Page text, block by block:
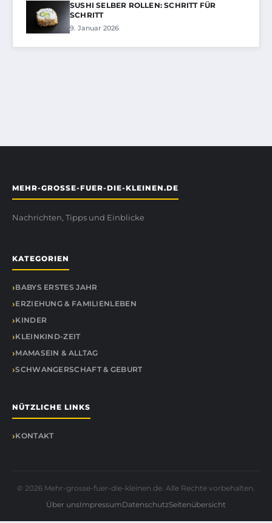
SUSHI SELBER ROLLEN: SCHRITT FÜR
SCHRITT
9. Januar 2026
MEHR-GROSSE-FUER-DIE-KLEINEN.DE
Nachrichten, Tipps und Einblicke
KATEGORIEN
BABYS ERSTES JAHR
ERZIEHUNG & FAMILIENLEBEN
KINDER
KLEINKIND-ZEIT
MAMASEIN & ALLTAG
SCHWANGERSCHAFT & GEBURT
NÜTZLICHE LINKS
KONTAKT
© 2026 Mehr-grosse-fuer-die-kleinen.de. Alle Rechte vorbehalten.
Über unsImpressumDatenschutzSeitenübersicht